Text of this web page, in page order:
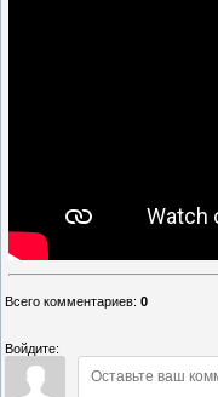
Всего комментариев: 0
Войдите: